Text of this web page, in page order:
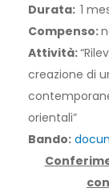
Durata: 1
Compenso:
Attività:
creazione di
orientali”
Bando: